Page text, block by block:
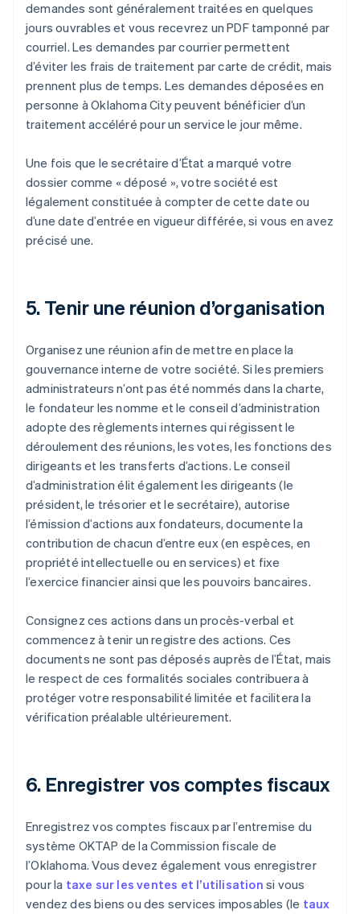
demandes sont généralement traitées en quelques
jours ouvrables et vous recevrez un PDF tamponné par
courriel. Les demandes par courrier permettent
d’éviter les frais de traitement par carte de crédit, mais
prennent plus de temps. Les demandes déposées en
personne à Oklahoma City peuvent bénéficier d’un
traitement accéléré pour un service le jour même.
Une fois que le secrétaire d’État a marqué votre
dossier comme « déposé », votre société est
légalement constituée à compter de cette date ou
d’une date d’entrée en vigueur différée, si vous en avez
précisé une.
5. Tenir une réunion d’organisation
Organisez une réunion afin de mettre en place la
gouvernance interne de votre société. Si les premiers
administrateurs n’ont pas été nommés dans la charte,
le fondateur les nomme et le conseil d’administration
adopte des règlements internes qui régissent le
déroulement des réunions, les votes, les fonctions des
dirigeants et les transferts d’actions. Le conseil
d’administration élit également les dirigeants (le
président, le trésorier et le secrétaire), autorise
l’émission d’actions aux fondateurs, documente la
contribution de chacun d’entre eux (en espèces, en
propriété intellectuelle ou en services) et fixe
l’exercice financier ainsi que les pouvoirs bancaires.
Consignez ces actions dans un procès-verbal et
commencez à tenir un registre des actions. Ces
documents ne sont pas déposés auprès de l’État, mais
le respect de ces formalités sociales contribuera à
protéger votre responsabilité limitée et facilitera la
vérification préalable ultérieurement.
6. Enregistrer vos comptes fiscaux
Enregistrez vos comptes fiscaux par l’entremise du
système OKTAP de la Commission fiscale de
l’Oklahoma. Vous devez également vous enregistrer
pour la taxe sur les ventes et l’utilisation si vous
vendez des biens ou des services imposables (le taux